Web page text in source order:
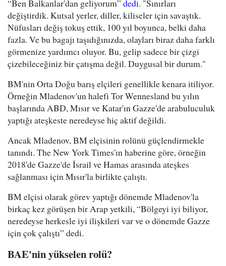
“Ben Balkanlar'dan geliyorum” dedi. "Sınırları
değiştirdik. Kutsal yerler, diller, kiliseler için savaştık.
Nüfusları değiş tokuş ettik, 100 yıl boyunca, belki daha
fazla. Ve bu bagajı taşıdığınızda, olayları biraz daha farklı
görmenize yardımcı oluyor. Bu, gelip sadece bir çizgi
çizebileceğiniz bir çatışma değil. Duygusal bir durum."
BM'nin Orta Doğu barış elçileri genellikle kenara itiliyor.
Örneğin Mladenov'un halefi Tor Wennesland bu yılın
başlarında ABD, Mısır ve Katar'ın Gazze'de arabuluculuk
yaptığı ateşkeste neredeyse hiç aktif değildi.
Ancak Mladenov, BM elçisinin rolünü güçlendirmekle
tanındı. The New York Times'ın haberine göre, örneğin
2018'de Gazze'de İsrail ve Hamas arasında ateşkes
sağlanması için Mısır'la birlikte çalıştı.
BM elçisi olarak görev yaptığı dönemde Mladenov'la
birkaç kez görüşen bir Arap yetkili, “Bölgeyi iyi biliyor,
neredeyse herkesle iyi ilişkileri var ve o dönemde Gazze
için çok çalıştı” dedi.
BAE'nin yükselen rolü?